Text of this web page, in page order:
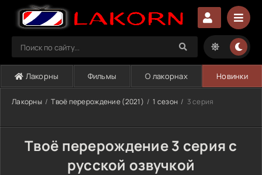
Лакорны Фильмы О лакорнах Новинки
Лакорны Твоё перерождение (2021) 1 сезон 3 серия
Твоё перерождение 3 серия с
русской озвучкой